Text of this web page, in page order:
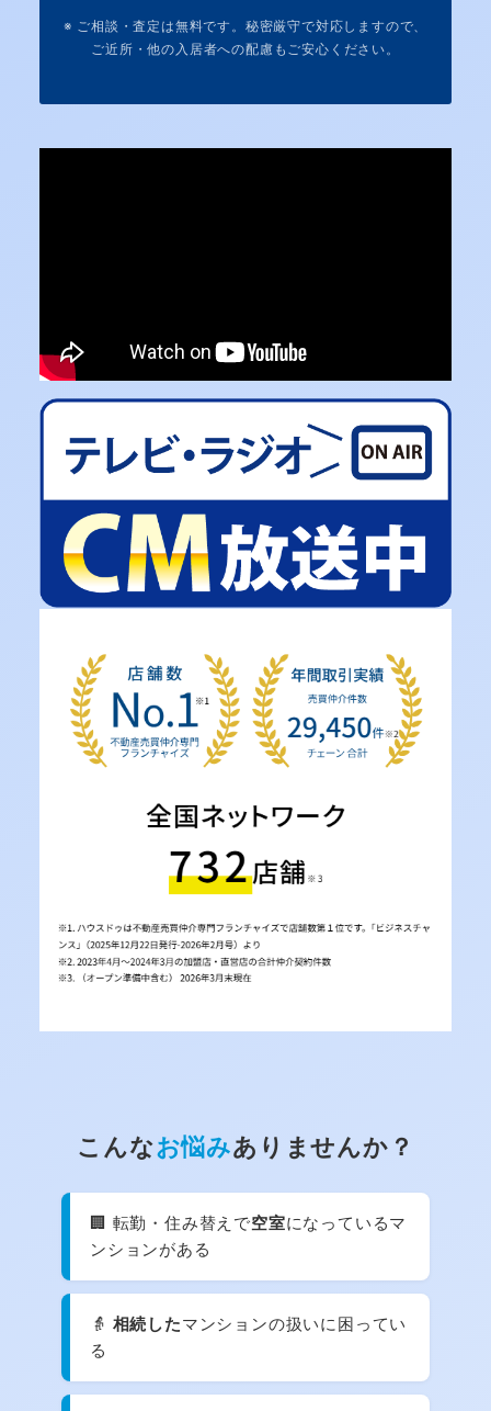
※ ご相談・査定は無料です。秘密厳守で対応しますので、
ご近所・他の入居者への配慮もご安心ください。
こんなお悩みありませんか？
🏢 転勤・住み替えで空室になっているマ
ンションがある
👵 相続したマンションの扱いに困ってい
る